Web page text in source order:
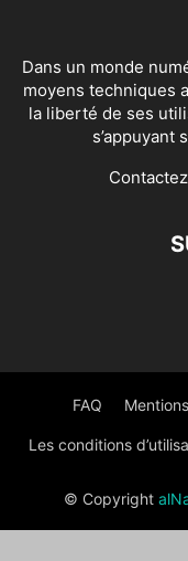
Dans un monde
moyens techniques
la liberté de ses
s’appuyant
FAQ
Les conditions
© Copyright